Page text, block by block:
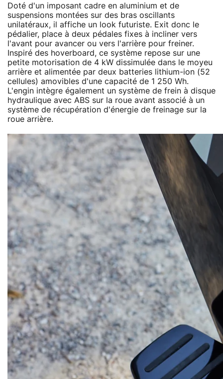
Doté d'un imposant cadre en aluminium et de
suspensions montées sur des bras oscillants
unilatéraux, il affiche un look futuriste. Exit donc le
pédalier, place à deux pédales fixes à incliner vers
l'avant pour avancer ou vers l'arrière pour freiner.
Inspiré des hoverboard, ce système repose sur une
petite motorisation de 4 kW dissimulée dans le moyeu
arrière et alimentée par deux batteries lithium-ion (52
cellules) amovibles d'une capacité de 1 250 Wh.
L'engin intègre également un système de frein à disque
hydraulique avec ABS sur la roue avant associé à un
système de récupération d'énergie de freinage sur la
roue arrière.